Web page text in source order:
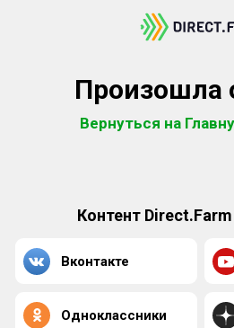
Произошла
Вернуться на
Контент
Вконтакте
Одноклассники